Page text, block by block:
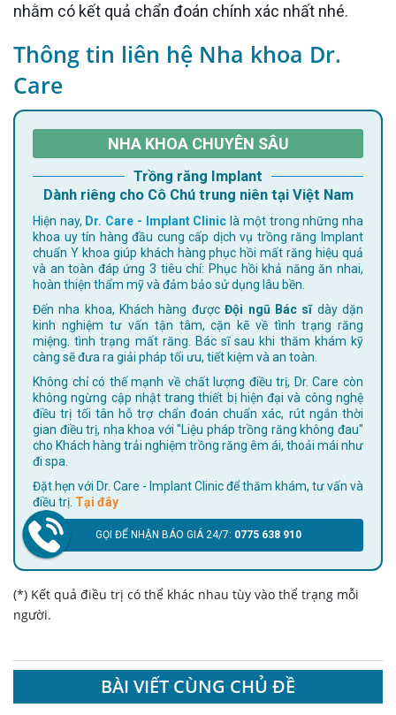
nhằm có kết quả chẩn đoán chính xác nhất nhé.
Thông tin liên hệ Nha khoa Dr.
Care
NHA KHOA CHUYÊN SÂU
Trồng răng Implant
Dành riêng cho Cô Chú trung niên tại Việt Nam
Hiện nay, Dr. Care - Implant Clinic là một trong những nha
khoa uy tín hàng đầu cung cấp dịch vụ trồng răng Implant
chuẩn Y khoa giúp khách hàng phục hồi mất răng hiệu quả
và an toàn đáp ứng 3 tiêu chí: Phục hồi khả năng ăn nhai,
hoàn thiện thẩm mỹ và đảm bảo sử dụng lâu bền.
Đến nha khoa, Khách hàng đượcĐội ngũ Bác sĩdày dặn
kinh nghiệm tư vấn tận tâm, cặn kẽ về tình trạng răng
miệng. tình trạng mất răng. Bác sĩ sau khi thăm khám kỹ
càng sẽ đưa ra giải pháp tối ưu, tiết kiệm và an toàn.
Không chỉ có thế mạnh về chất lượng điều trị, Dr. Care còn
không ngừng cập nhật trang thiết bị hiện đại và công nghệ
điều trị tối tân hỗ trợ chẩn đoán chuẩn xác, rút ngắn thời
gian điều trị, nha khoa với "Liệu pháp trồng răng không đau"
cho Khách hàng trải nghiệm trồng răng êm ái, thoải mái như
đi spa.
Đặt hẹn với Dr. Care - Implant Clinic để thăm khám, tư vấn và
điều trị. Tại đây
GỌI ĐỂ NHẬN BÁO GIÁ 24/7: 0775 638 910
(*) Kết quả điều trị có thể khác nhau tùy vào thể trạng mỗi
người.
BÀI VIẾT CÙNG CHỦ ĐỀ